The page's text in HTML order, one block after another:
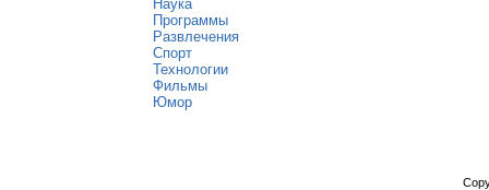
Наука
Программы
Развлечения
Спорт
Технологии
Фильмы
Юмор